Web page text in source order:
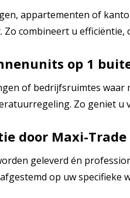
appartementen of
combineert u
op 1
of bedrijfsruimtes waar
Zo geniet
door Maxi-
geleverd én
op uw specifieke